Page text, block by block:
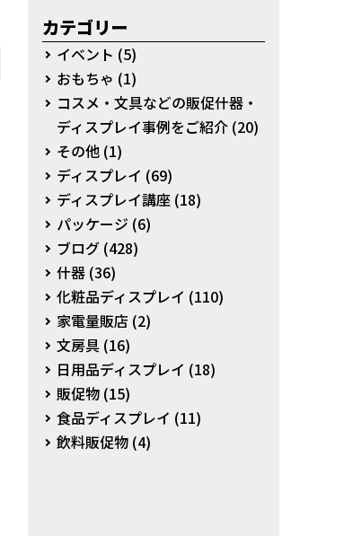
カテゴリー
イベント (5)
おもちゃ (1)
コスメ・文具などの販促什器・
ディスプレイ事例をご紹介 (20)
その他 (1)
ディスプレイ (69)
ディスプレイ講座 (18)
パッケージ (6)
ブログ (428)
什器 (36)
化粧品ディスプレイ (110)
家電量販店 (2)
文房具 (16)
日用品ディスプレイ (18)
販促物 (15)
食品ディスプレイ (11)
飲料販促物 (4)